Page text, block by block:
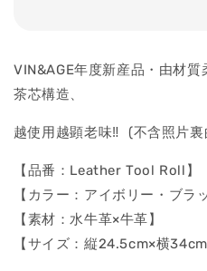
VIN&AGE年度新産品・由材
茶芯構造、
越使用越顕老味‼ (不含照片裏
【品番：Leather Tool Roll】
【カラー：アイボリー・ブラ
【素材：水牛革×牛革】
【サイズ：縦24.5cm×横34cm